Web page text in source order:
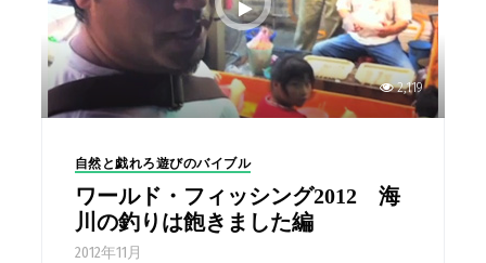
2,119
自然と戯れろ遊びのバイブル
ワールド・フィッシング2012 海
川の釣りは飽きました編
2012年11月